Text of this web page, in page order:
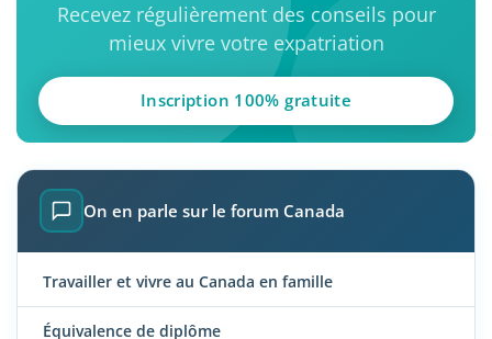
Recevez régulièrement des conseils pour
mieux vivre votre expatriation
Inscription 100% gratuite
On en parle sur le forum Canada
Travailler et vivre au Canada en famille
Équivalence de diplôme